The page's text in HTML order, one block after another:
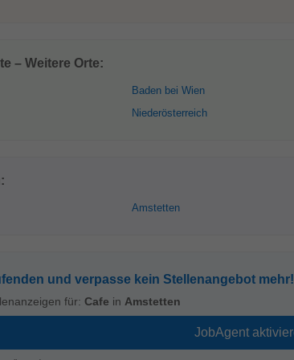
– Weitere Orte:
Baden bei Wien
Niederösterreich
Amstetten
und verpasse kein Stellenangebot mehr!
für: Cafe in Amstetten